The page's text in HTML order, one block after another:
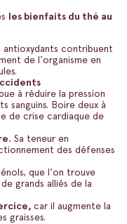
les bienfaits du thé au
antioxydants contribuent
de l'organisme en
à réduire la pression
sanguins. Boire deux à
de crise cardiaque de
Sa teneur en
des défenses
que l'on trouve
grands alliés de la
car il augmente la
graisses.